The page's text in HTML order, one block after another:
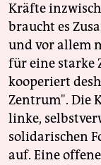
Kräfte
braucht es
und vor allem
für eine starke
kooperiert
Zentrum". Die
linke,
solidarischen
auf. Eine